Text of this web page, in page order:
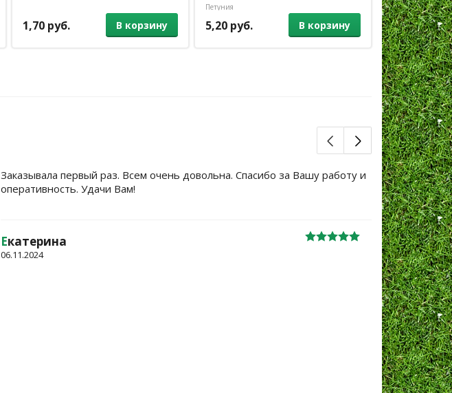
1,70 руб. В корзину
Петуния
5,20 руб. В корзину
Петуния
2,00 руб.
Заказывала первый раз. Всем очень довольна. Спасибо за Вашу работу и
оперативность. Удачи Вам!
Екатерина
06.11.2024
Большое
уже не
Жанна
06.10.2024